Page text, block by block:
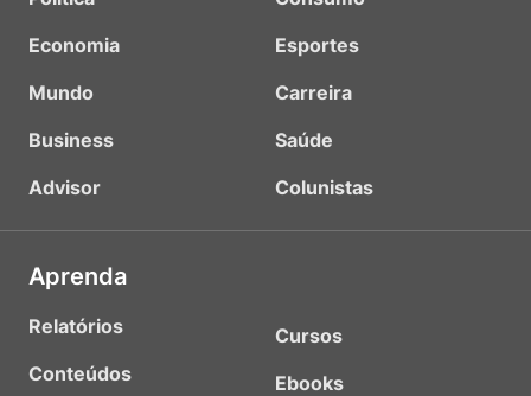
Economia
Mundo
Business
Advisor
Esportes
Carreira
Saúde
Colunistas
Aprenda
Relatórios
Conteúdos
Cursos
Ebooks